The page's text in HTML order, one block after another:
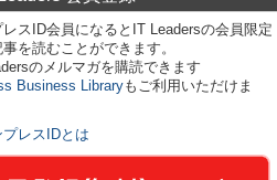
スID会員になるとIT Leadersの会員限定
を読むことができます。
のメルマガを購読できます
Business Libraryもご利用いただけま
プレスIDとは